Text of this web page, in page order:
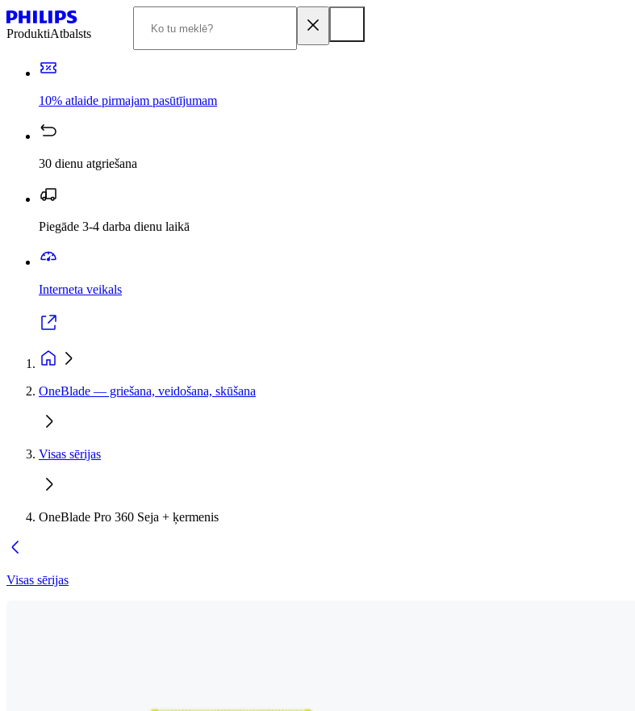
ProduktiAtbalsts
10% atlaide pirmajam pasūtījumam
30 dienu atgriešana
Piegāde 3-4 darba dienu laikā
Interneta veikals
OneBlade — griešana, veidošana, skūšana
Visas sērijas
OneBlade Pro 360 Seja + ķermenis
Visas sērijas